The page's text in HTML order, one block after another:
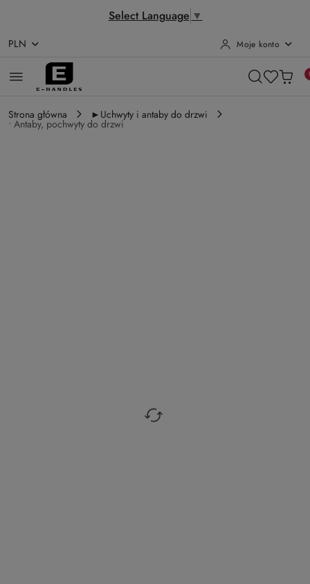
Select Language ▼
Przejdź do treści głównej
Przejdź do wyszukiwarki
Przejdź do moje konto
Przejdź do menu głównego
Przejdź do opisu produktu
Przejdź do stopki
PLN Moje konto
Strona główna ►Uchwyty i antaby do drzwi
• Antaby, pochwyty do drzwi